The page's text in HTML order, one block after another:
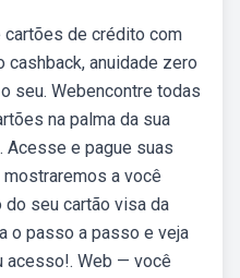
de crédito com
anuidade zero
seu. Webencontre todas
na palma da sua
Acesse e pague suas
a você
seu cartão visa da
o passo a passo e veja
acesso!. Web — você